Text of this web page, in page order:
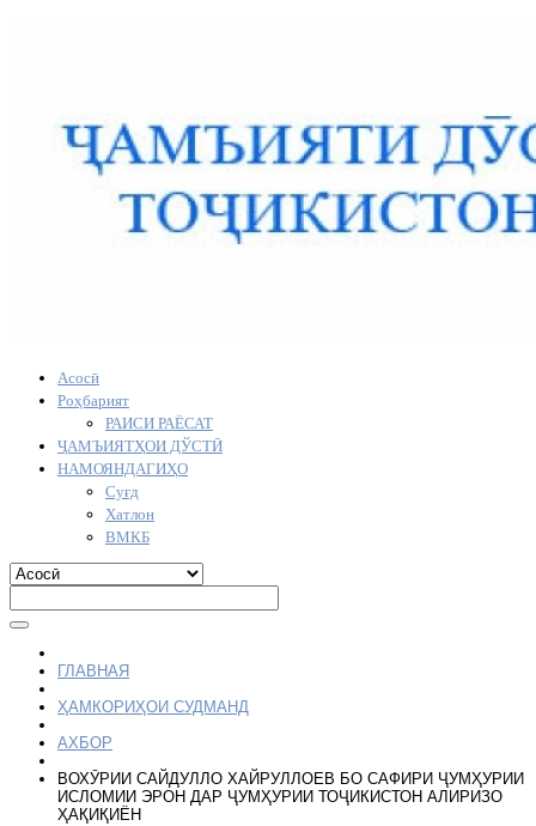
Асосӣ
Роҳбарият
РАИСИ РАЁСАТ
ҶАМЪИЯТҲОИ ДЎСТӢ
НАМОЯНДАГИҲО
Суғд
Хатлон
ВМКБ
ГЛАВНАЯ
ҲАМКОРИҲОИ СУДМАНД
АХБОР
ВОХӮРИИ САЙДУЛЛО ХАЙРУЛЛОЕВ БО САФИРИ ҶУМҲУРИИ
ИСЛОМИИ ЭРОН ДАР ҶУМҲУРИИ ТОҶИКИСТОН АЛИРИЗО
ҲАҚИҚИЁН